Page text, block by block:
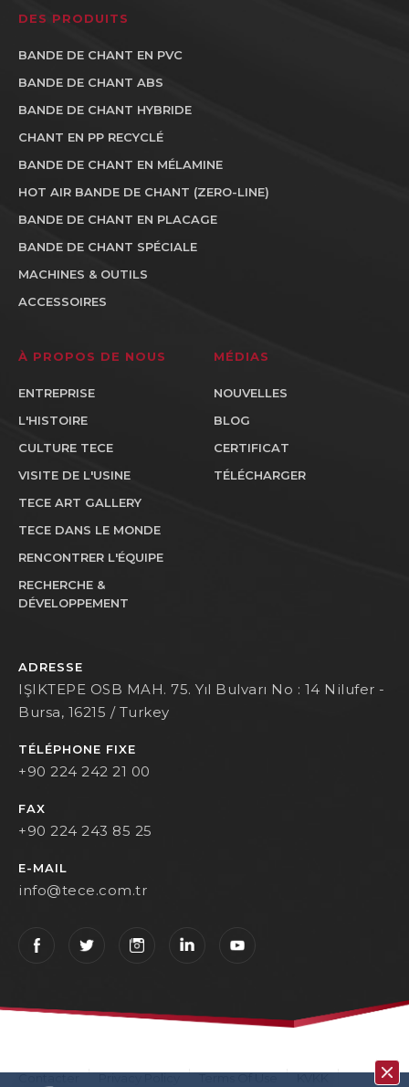
DES PRODUITS
BANDE DE CHANT EN PVC
BANDE DE CHANT ABS
BANDE DE CHANT HYBRIDE
CHANT EN PP RECYCLÉ
BANDE DE CHANT EN MÉLAMINE
HOT AIR BANDE DE CHANT (ZERO-LINE)
BANDE DE CHANT EN PLACAGE
BANDE DE CHANT SPÉCIALE
MACHINES & OUTILS
ACCESSOIRES
À PROPOS DE NOUS
ENTREPRISE
L'HISTOIRE
CULTURE TECE
VISITE DE L'USINE
TECE ART GALLERY
TECE DANS LE MONDE
RENCONTRER L'ÉQUIPE
RECHERCHE &
DÉVELOPPEMENT
MÉDIAS
NOUVELLES
BLOG
CERTIFICAT
TÉLÉCHARGER
ADRESSE
IŞIKTEPE OSB MAH. 75. Yıl Bulvarı No : 14 Nilufer -
Bursa, 16215 / Turkey
TÉLÉPHONE FIXE
+90 224 242 21 00
FAX
+90 224 243 85 25
E-MAIL
info@tece.com.tr